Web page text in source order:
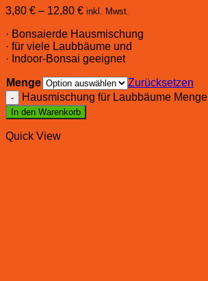
3,80 € – 12,80 € inkl. Mwst.
· Bonsaierde Hausmischung
· für viele Laubbäume und
· Indoor-Bonsai geeignet
Menge
Zurücksetzen
Hausmischung für Laubbäume Menge
In den Warenkorb
Quick View